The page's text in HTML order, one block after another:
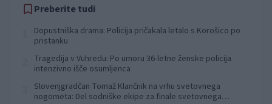
Preberite tudi
Dopustniška drama: Policija pričakala letalo s Korošico po
pristanku
Tragedija v Vuhredu: Po umoru 36-letne ženske policija
intenzivno išče osumljenca
Slovenjgradčan Tomaž Klančnik na vrhu svetovnega
nogometa: Del sodniške ekipe za finale svetovnega